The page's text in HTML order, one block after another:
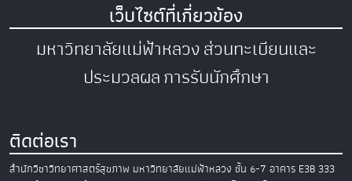
เว็บไซต์ที่เกี่ยวข้อง
มหาวิทยาลัยแม่ฟ้าหลวงส่วนทะเบียนและ
ประมวลผลการรับนักศึกษา
ติดต่อเรา
สำนักวิชาวิทยาศาสตร์สุขภาพ มหาวิทยาลัยแม่ฟ้าหลวง ชั้น 6-7 อาคาร E3B 333